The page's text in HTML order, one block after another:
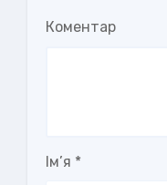
Коментар
Ім’я *